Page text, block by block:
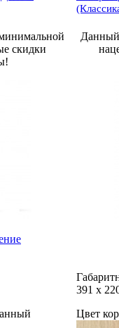
скидки
Данный
391 х
Цвет